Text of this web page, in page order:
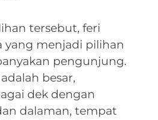
tersebut, feri
yang menjadi pilihan
pengunjung.
besar,
dek dengan
dalaman, tempat